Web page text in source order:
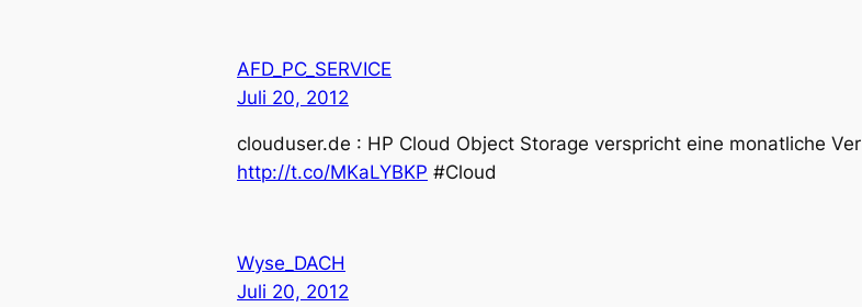
AFD_PC_SERVICE
Juli 20, 2012
clouduser.de : HP Cloud Object Storage verspricht eine monatliche
http://t.co/MKaLYBKP #Cloud
Wyse_DACH
Juli 20, 2012